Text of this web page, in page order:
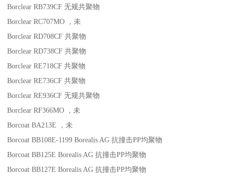
Borclear RB739CF 无规共聚物
Borclear RC707MO
，未
Borclear RD708CF 共聚物
Borclear RD738CF 共聚物
Borclear RE718CF 共聚物
Borclear RE736CF 共聚物
Borclear RE936CF 无规共聚物
Borclear RF366MO
，未
Borcoat BA213E
，未
Borcoat BB108E-1199 Borealis AG 抗撞击PP均聚物
Borcoat BB125E Borealis AG 抗撞击PP均聚物
Borcoat BB127E Borealis AG 抗撞击PP均聚物